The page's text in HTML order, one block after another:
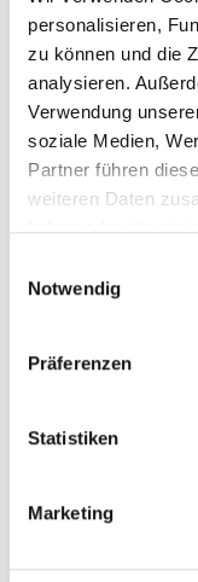
personalisieren,
zu können und die
analysieren.
Verwendung
soziale Medien,
Partner führen
weiteren Daten
haben oder die sie
Notwendig
Präferenzen
Statistiken
Marketing
9010595629167
Metal Fineness
750
black/grey
Gem